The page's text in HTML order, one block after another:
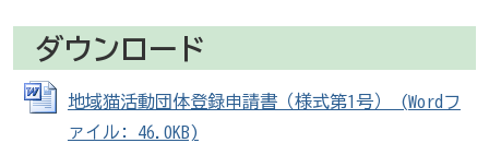
ダウンロード
地域猫活動団体登録申請書（様式第1号） (Wordフ
ァイル: 46.0KB)